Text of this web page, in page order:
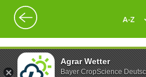
Agrar Wetter
Bayer CropScience
A-Z